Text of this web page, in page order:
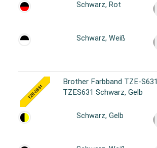
Schwarz, Rot
Schwarz, Weiß
Brother Farbband TZE-
TZES631 Schwarz, Gelb
Schwarz, Gelb